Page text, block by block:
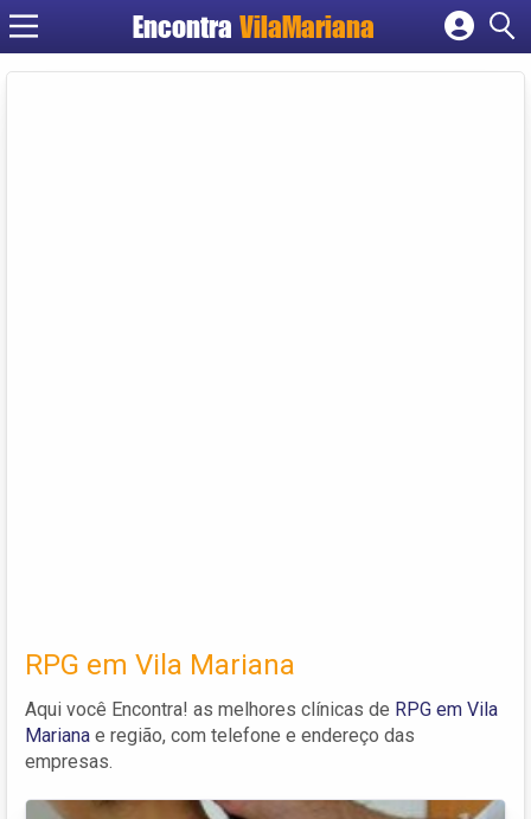
EncontraVilaMariana
Cadastrar empresa
RPG em Vila Mariana
Aqui você Encontra! as melhores clínicas de RPG em Vila
Mariana e região, com telefone e endereço das
empresas.